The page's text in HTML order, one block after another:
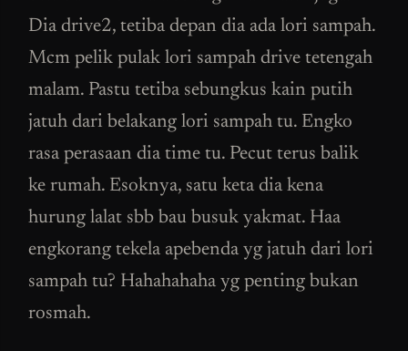
Dia drive2, tetiba depan dia ada lori sampah.
Mcm pelik pulak lori sampah drive tetengah
malam. Pastu tetiba sebungkus kain putih
jatuh dari belakang lori sampah tu. Engko
rasa perasaan dia time tu. Pecut terus balik
ke rumah. Esoknya, satu keta dia kena
hurung lalat sbb bau busuk yakmat. Haa
engkorang tekela apebenda yg jatuh dari lori
sampah tu? Hahahahaha yg penting bukan
rosmah.